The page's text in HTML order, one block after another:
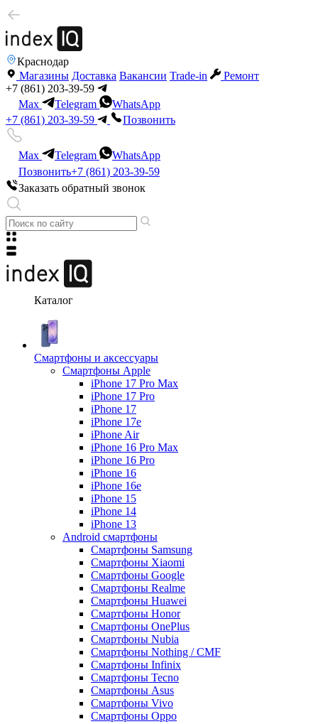
Краснодар
Магазины Доставка Вакансии Trade-in
Ремонт
+7 (861) 203-39-59
Max
Telegram
WhatsApp
+7 (861) 203-39-59
Позвонить
Max Telegram
WhatsApp
Позвонить+7 (861) 203-39-59
Заказать обратный звонок
Каталог
Смартфоны и аксессуары
Смартфоны Apple
iPhone 17 Pro Max
iPhone 17 Pro
iPhone 17
iPhone 17e
iPhone Air
iPhone 16 Pro Max
iPhone 16 Pro
iPhone 16
iPhone 16e
iPhone 15
iPhone 14
iPhone 13
Android cмартфоны
Смартфоны Samsung
Смартфоны Xiaomi
Смартфоны Google
Смартфоны Realme
Смартфоны Huawei
Смартфоны Honor
Смартфоны OnePlus
Смартфоны Nubia
Смартфоны Nothing / CMF
Смартфоны Infinix
Смартфоны Tecno
Смартфоны Asus
Смартфоны Vivo
Смартфоны Oppo